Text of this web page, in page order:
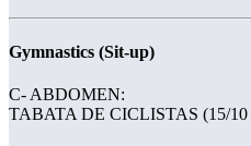
Gymnastics (Sit-up)
C- ABDOMEN:
TABATA DE CICLISTAS (15/